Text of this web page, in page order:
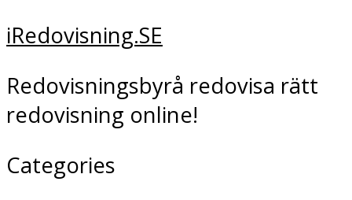
iRedovisning.SE
Redovisningsbyrå redovisa rätt
redovisning online!
Categories